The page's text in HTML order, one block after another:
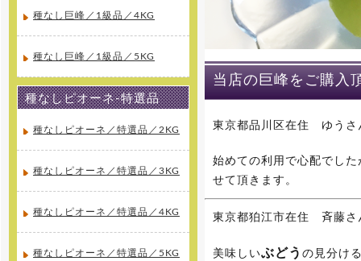
当店の巨峰をご購入
東京都品川区在住 ゆうさ
始めての利用で心配でし
せて頂きます。
東京都狛江市在住 斉藤さ
美味しいぶどう の見分け
級ラ・フランスを山形県より産地
2016年4月1日より山梨県産、絶
品種無し巨峰の専門通販 ぶどう巨
峰専門通販をオープンします！大
スカットを産地直送でご家庭へお
届け致します。
[2015年10月10日 ]
プンします！味重視の泡がでる桃
け致します。
種なし巨峰／1級品／4KG
種なし巨峰／1級品／5KG
種なしピオーネ-特選品
種なしピオーネ／特選品／2KG
種なしピオーネ／特選品／3KG
種なしピオーネ／特選品／4KG
種なしピオーネ／特選品／5KG